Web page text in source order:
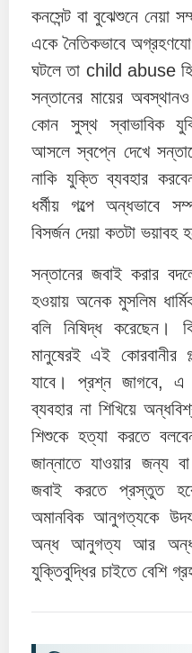
কনসেন্ট বা বুঝেশুনে নেয়া
একে নৈতিকভাবে
ঘটলে তা child abuse
সন্তানের মায়ের
কোন সুস্থ স্বাভাবিক
আসলে স্বপ্নে দেখে
নাকি যুক্তি ব্যবহার
ধর্মীয় গল্পে অন্ধভাবে
বিসর্জন দেয়া কতটা ভয়াবহ
সন্তানের জবাই করার
হওয়ায় অনেক মুসলিম
বলি নিষিদ্ধ করেছেন।
মানুষেরই এই কোরবানীর
যাবে। প্রশ্ন জাগবে, এ
ব্যবহার না শিখিয়ে
শিশুকে হত্যা করতে
জান্নাতে যাওয়ার জন্য
জবাই করতে প্রস্তুত
অমানবিক আনুগত্যকে
অন্ধ আনুগত্য আর
যুক্তিবুদ্ধির চাইতে বেশি